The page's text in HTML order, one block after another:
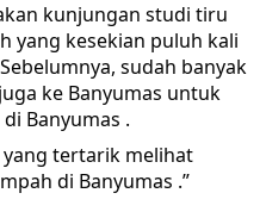
kunjungan studi tiru
yang kesekian puluh kali
Sebelumnya, sudah banyak
ke Banyumas untuk
Banyumas .
yang tertarik melihat
di Banyumas .”